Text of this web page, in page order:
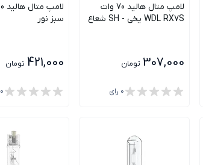
لامپ متال هالید 70 وات
WDL RX7S یخی - SH شعاع
307,000 تومان
0 رای
سبز نور
421,000 تومان
0